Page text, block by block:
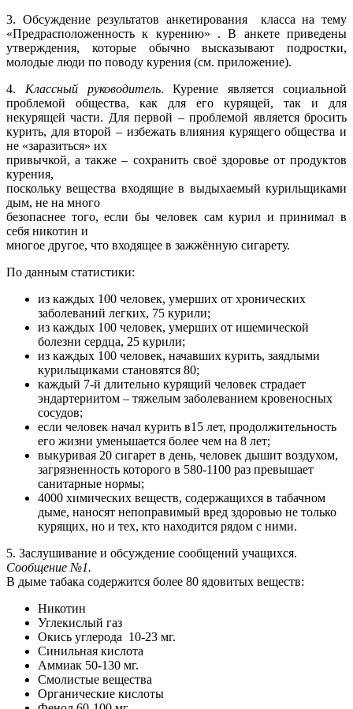
3. Обсуждение результатов анкетирования класса на тему
«Предрасположенность к курению» . В анкете приведены
утверждения, которые обычно высказывают подростки,
молодые люди по поводу курения (см. приложение).
4. Классный руководитель. Курение является социальной
проблемой общества, как для его курящей, так и для
некурящей части. Для первой – проблемой является бросить
курить, для второй – избежать влияния курящего общества и
не «заразиться» их
привычкой, а также – сохранить своё здоровье от продуктов
курения,
поскольку вещества входящие в выдыхаемый курильщиками
дым, не на много
безопаснее того, если бы человек сам курил и принимал в
себя никотин и
многое другое, что входящее в зажжённую сигарету.
По данным статистики:
из каждых 100 человек, умерших от хронических
заболеваний легких, 75 курили;
из каждых 100 человек, умерших от ишемической
болезни сердца, 25 курили;
из каждых 100 человек, начавших курить, заядлыми
курильщиками становятся 80;
каждый 7-й длительно курящий человек страдает
эндартериитом – тяжелым заболеванием кровеносных
сосудов;
если человек начал курить в15 лет, продолжительность
его жизни уменьшается более чем на 8 лет;
выкуривая 20 сигарет в день, человек дышит воздухом,
загрязненность которого в 580-1100 раз превышает
санитарные нормы;
4000 химических веществ, содержащихся в табачном
дыме, наносят непоправимый вред здоровью не только
курящих, но и тех, кто находится рядом с ними.
5. Заслушивание и обсуждение сообщений учащихся.
Сообщение №1.
В дыме табака содержится более 80 ядовитых веществ:
Никотин
Углекислый газ
Окись углерода 10-23 мг.
Синильная кислота
Аммиак 50-130 мг.
Смолистые вещества
Органические кислоты